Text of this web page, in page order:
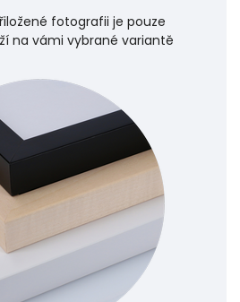
fotografii je pouze
na vámi vybrané variantě